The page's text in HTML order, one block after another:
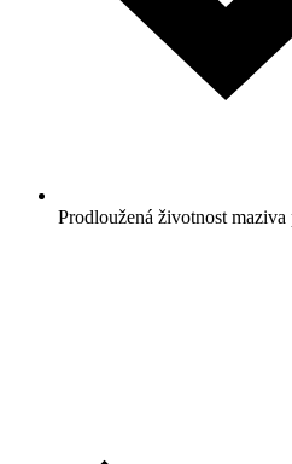
Prodloužená životnost